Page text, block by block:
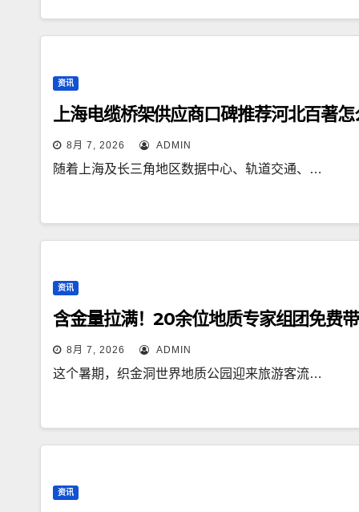
资讯
上海电缆桥架供应商口碑推荐河北百著
8月 7, 2026 ADMIN
随着上海及长三角地区数据中心、轨道交通、…
资讯
含金量拉满！20余位地质专家组团免费
8月 7, 2026 ADMIN
这个暑期，织金洞世界地质公园迎来旅游客流…
资讯